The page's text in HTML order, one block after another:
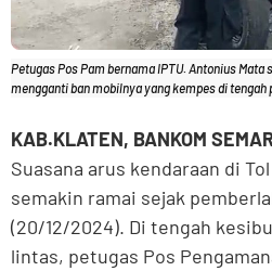
Petugas Pos Pam bernama IPTU. Antonius
mengganti ban mobilnya yang kempes di tengah
KAB.KLATEN, BANKOM
Suasana arus kendaraan di
semakin ramai sejak
(20/12/2024). Di tengah
lintas, petugas Pos